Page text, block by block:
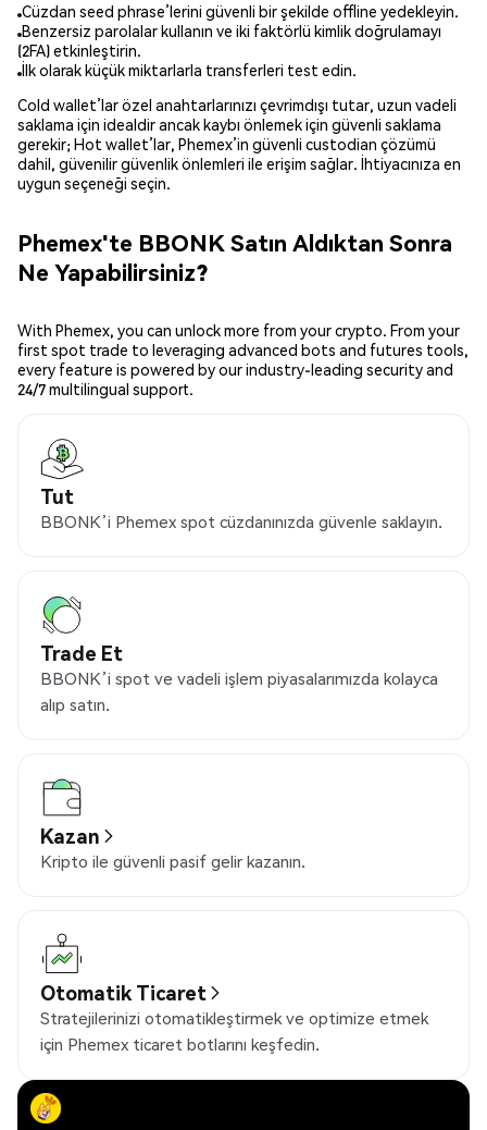
Cüzdan seed phrase’lerini güvenli bir şekilde offline yedekleyin.
Benzersiz parolalar kullanın ve iki faktörlü kimlik doğrulamayı
(2FA) etkinleştirin.
İlk olarak küçük miktarlarla transferleri test edin.
Cold wallet’lar özel anahtarlarınızı çevrimdışı tutar, uzun vadeli
saklama için idealdir ancak kaybı önlemek için güvenli saklama
gerekir; Hot wallet’lar, Phemex’in güvenli custodian çözümü
dahil, güvenilir güvenlik önlemleri ile erişim sağlar. İhtiyacınıza en
uygun seçeneği seçin.
Phemex'te BBONK Satın Aldıktan Sonra
Ne Yapabilirsiniz?
With Phemex, you can unlock more from your crypto. From your
first spot trade to leveraging advanced bots and futures tools,
every feature is powered by our industry-leading security and
24/7 multilingual support.
Tut
BBONK’i Phemex spot cüzdanınızda güvenle saklayın.
Trade Et
BBONK’i spot ve vadeli işlem piyasalarımızda kolayca
alıp satın.
Kazan
Kripto ile güvenli pasif gelir kazanın.
Otomatik Ticaret
Stratejilerinizi otomatikleştirmek ve optimize etmek
için Phemex ticaret botlarını keşfedin.